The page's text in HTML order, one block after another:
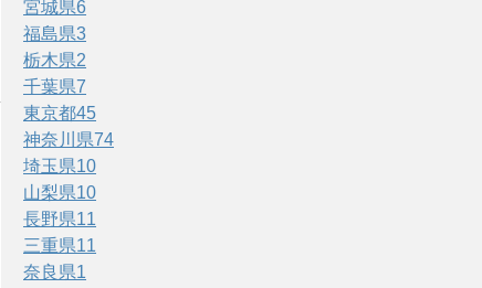
宮城県6
福島県3
栃木県2
千葉県7
東京都45
神奈川県74
埼玉県10
山梨県10
長野県11
三重県11
奈良県1